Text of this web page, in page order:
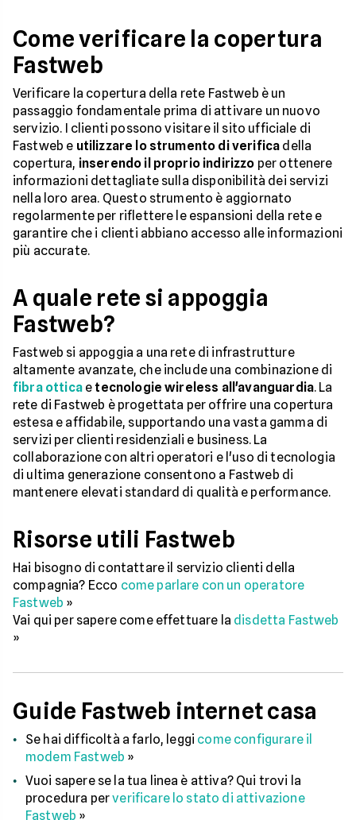
Come verificare la copertura
Fastweb
Verificare la copertura della rete Fastweb è un
passaggio fondamentale prima di attivare un nuovo
servizio. I clienti possono visitare il sito ufficiale di
Fastweb e utilizzare lo strumento di verifica della
copertura, inserendo il proprio indirizzo per ottenere
informazioni dettagliate sulla disponibilità dei servizi
nella loro area. Questo strumento è aggiornato
regolarmente per riflettere le espansioni della rete e
garantire che i clienti abbiano accesso alle informazioni
più accurate.
A quale rete si appoggia
Fastweb?
Fastweb si appoggia a una rete di infrastrutture
altamente avanzate, che include una combinazione di
fibra otticae tecnologie wireless all'avanguardia. La
rete di Fastweb è progettata per offrire una copertura
estesa e affidabile, supportando una vasta gamma di
servizi per clienti residenziali e business. La
collaborazione con altri operatori e l'uso di tecnologia
di ultima generazione consentono a Fastweb di
mantenere elevati standard di qualità e performance.
Risorse utili Fastweb
Hai bisogno di contattare il servizio clienti della
compagnia? Ecco come parlare con un operatore
Fastweb »
Vai qui per sapere come effettuare la disdetta Fastweb
»
Guide Fastweb internet casa
Se hai difficoltà a farlo, leggi come configurare il
modem Fastweb »
Vuoi sapere se la tua linea è attiva? Qui trovi la
procedura perverificare lo stato di attivazione
Fastweb »